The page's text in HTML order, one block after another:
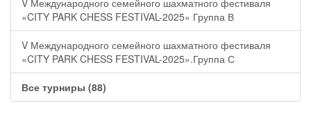
V Международного семейного шахматного фестиваля
«CITY PARK CHESS FESTIVAL-2025» Группа В
V Международного семейного шахматного фестиваля
«CITY PARK CHESS FESTIVAL-2025».Группа С
Все турниры (88)